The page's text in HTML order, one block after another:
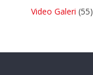
Video Galeri (55)